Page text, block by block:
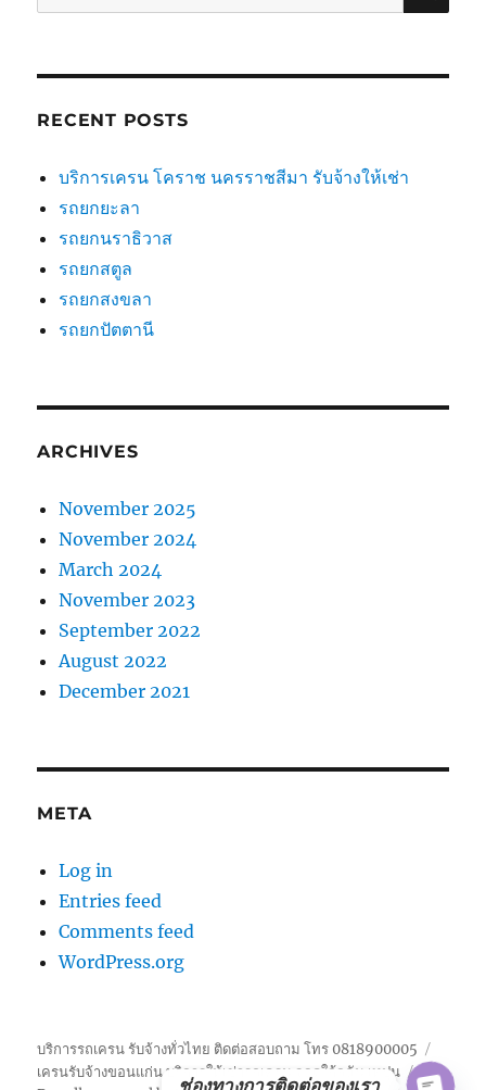
for:
RECENT POSTS
บริการเครน โคราช นครราชสีมา รับจ้างให้เช่า
รถยกยะลา
รถยกนราธิวาส
รถยกสตูล
รถยกสงขลา
รถยกปัตตานี
ARCHIVES
November 2025
November 2024
March 2024
November 2023
September 2022
August 2022
December 2021
META
Log in
Entries feed
Comments feed
WordPress.org
บริการรถเครน รับจ้างทั่วไทย ติดต่อสอบถาม โทร 0818900005
เครนรับจ้างขอนแก่น บริการให้เช่ารถเครน จอดใก้ลฉัน เทปูน
ช่องทางการติดต่อของเรา